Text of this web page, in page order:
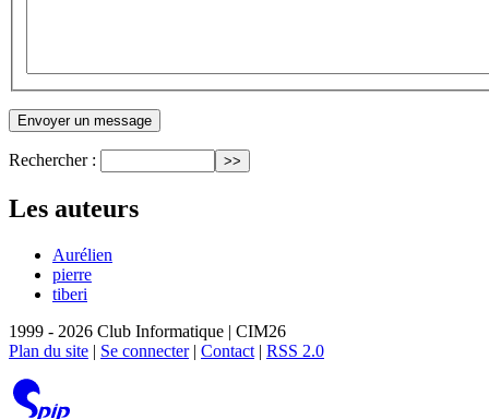
Rechercher :
Les auteurs
Aurélien
pierre
tiberi
1999 - 2026 Club Informatique | CIM26
Plan du site | Se connecter| Contact | RSS 2.0